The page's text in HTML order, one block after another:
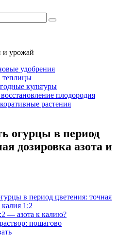
и урожай
удобрения
теплицы
культуры
плодородия
растения
огурцы в период
дозировка азота и
в период цветения: точная
калия 1:2
— азота к калию?
пошагово